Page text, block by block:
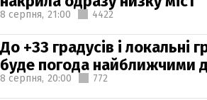
8 серпня, 21:00 4422
До +33 градусів і локальні
буде погода найближчими
8 серпня, 20:00 772